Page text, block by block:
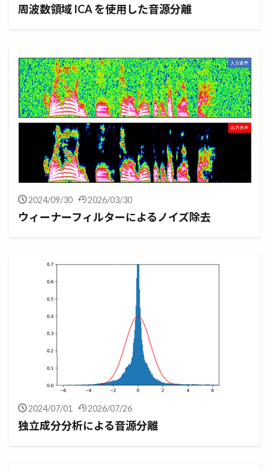
周波数領域 ICA を使用した音源分離
2024/09/30 2026/03/30
ウィーナーフィルターによるノイズ除去
2024/07/01 2026/07/26
独立成分分析による音源分離